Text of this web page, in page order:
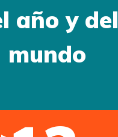
año y del
mundo